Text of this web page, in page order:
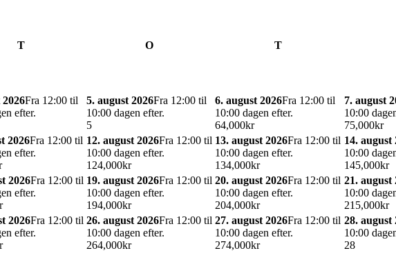
T O T
2026Fra 12:00 til
efter.
5. august 2026Fra 12:00 til
10:00 dagen efter.
5
6. august 2026Fra 12:00 til
10:00 dagen efter.
64,000kr
7. august
10:00
75,000kr
2026Fra 12:00 til
efter.
12. august 2026Fra 12:00 til
10:00 dagen efter.
124,000kr
13. august 2026Fra 12:00 til
10:00 dagen efter.
134,000kr
14. august
10:00
145,000kr
2026Fra 12:00 til
efter.
19. august 2026Fra 12:00 til
10:00 dagen efter.
194,000kr
20. august 2026Fra 12:00 til
10:00 dagen efter.
204,000kr
21. august
10:00
215,000kr
2026Fra 12:00 til
efter.
26. august 2026Fra 12:00 til
10:00 dagen efter.
264,000kr
27. august 2026Fra 12:00 til
10:00 dagen efter.
274,000kr
28. august
10:00
28